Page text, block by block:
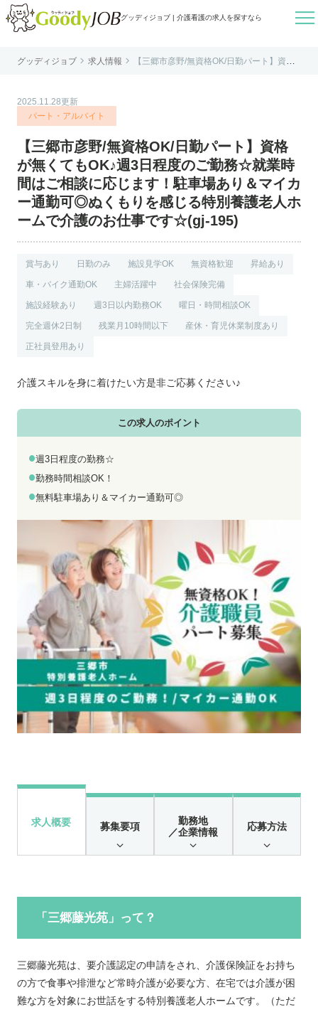
グッディジョブ | 介護看護の求人を探すなら 
はじめての方へ
個人情報保護方針
利用規約
お知らせ
お問い合わせ
グッディジョブ  求人情報 
【三郷市彦野/無資格OK/日勤パート】資格
2025.11.28更新
パート・アルバイト
【三郷市彦野/無資格OK/日勤パート】資格
が無くてもOK♪週3日程度のご勤務☆就業時
間はご相談に応じます！駐車場あり＆マイカ
ー通勤可◎ぬくもりを感じる特別養護老人ホ
ームで介護のお仕事です☆(gj-195)
賞与あり 日勤のみ 施設見学OK 無資格歓迎 昇給あり
車・バイク通勤OK 主婦活躍中 社会保険完備
施設経験あり 週3日以内勤務OK 曜日・時間相談OK
完全週休2日制 残業月10時間以下 産休・育児休業制度あり
正社員登用あり
介護スキルを身に着けたい方是非ご応募ください♪
この求人のポイント
週3日程度の勤務☆
勤務時間相談OK！
無料駐車場あり＆マイカー通勤可◎
求人概要 募集要項
勤務地
／企業情報
応募方法
「 三郷藤光苑」って？
三郷藤光苑は、要介護認定の申請をされ、介護保険証をお持ち
の方で食事や排泄など常時介護が必要な方、在宅では介護が困
難な方を対象にお世話をする特別養護老人ホームです。（ただ